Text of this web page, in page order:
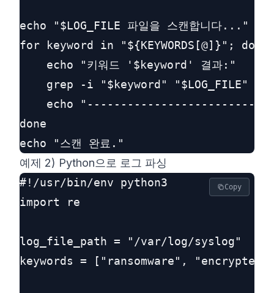
echo "$LOG_FILE 파일을 스캔합니다..."
for keyword in "${KEYWORDS[@]}"; do
    echo "키워드 '$keyword' 결과:"
    grep -i "$keyword" "$LOG_FILE"
echo
done
예제 2) Python으로 로그 파싱
#!/usr/bin/env python3
import re
log_file_path = "/var/log/syslog"  # 경
keywords = ["ransomware",
Copy